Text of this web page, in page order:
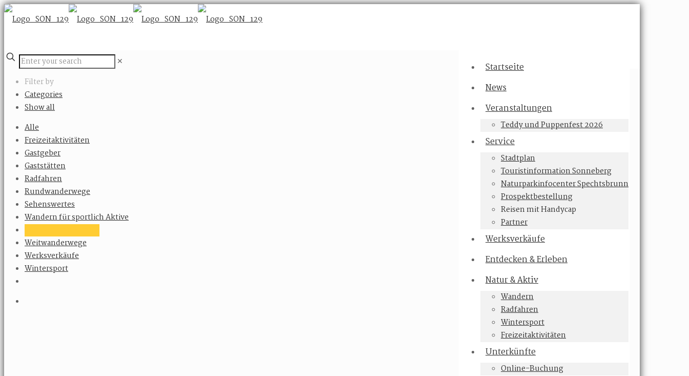
Startseite
News
Veranstaltungen
Teddy und Puppenfest 2026
Service
Stadtplan
Touristinformation Sonneberg
Naturparkinfocenter Spechtsbrunn
Prospektbestellung
Reisen mit Handycap
Partner
Werksverkäufe
Entdecken & Erleben
Natur & Aktiv
Wandern
Radfahren
Wintersport
Freizeitaktivitäten
Unterkünfte
Online-Buchung
✕
Filter by
Categories
Show all
Alle
Freizeitaktivitäten
Gastgeber
Gaststätten
Radfahren
Rundwanderwege
Sehenswertes
Wandern für sportlich Aktive
Weitwanderwege
Werksverkäufe
Wintersport